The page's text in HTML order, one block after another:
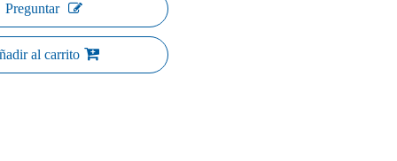
Preguntar
al carrito